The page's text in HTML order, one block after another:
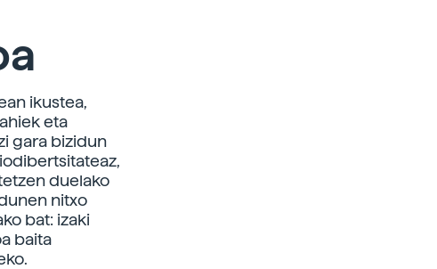
ikustea,
eta
gara bizidun
duelako
nitxo
bat: izaki
baita